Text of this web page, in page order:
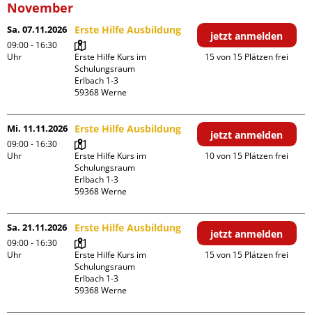
November
Sa. 07.11.2026
09:00 - 16:30
Uhr
Erste Hilfe Ausbildung
Erste Hilfe Kurs im
Schulungsraum
Erlbach 1-3
jetzt anmelden
15 von 15 Plätzen frei
Mi. 11.11.2026
09:00 - 16:30
Uhr
Erste Hilfe Ausbildung
Erste Hilfe Kurs im
Schulungsraum
Erlbach 1-3
jetzt anmelden
10 von 15 Plätzen frei
Sa. 21.11.2026
09:00 - 16:30
Uhr
Erste Hilfe Ausbildung
Erste Hilfe Kurs im
Schulungsraum
Erlbach 1-3
jetzt anmelden
15 von 15 Plätzen frei